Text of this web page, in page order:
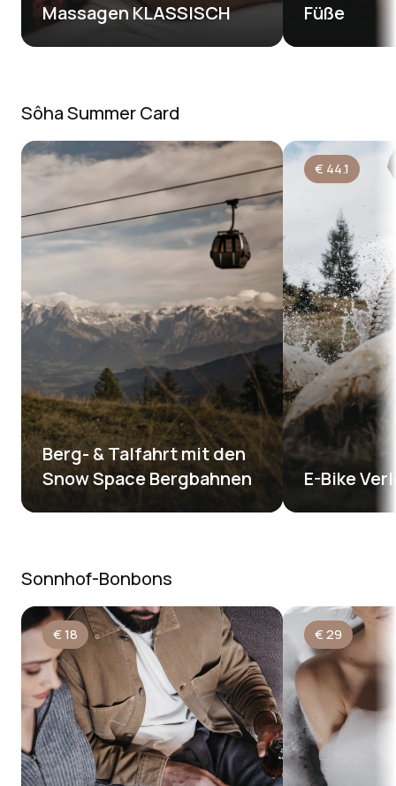
Massagen KLASSISCH Füße
Sôha Summer Card
Berg- & Talfahrt mit den
Snow Space Bergbahnen
€ 44.1
E-Bike
Sonnhof-Bonbons
€18 €29